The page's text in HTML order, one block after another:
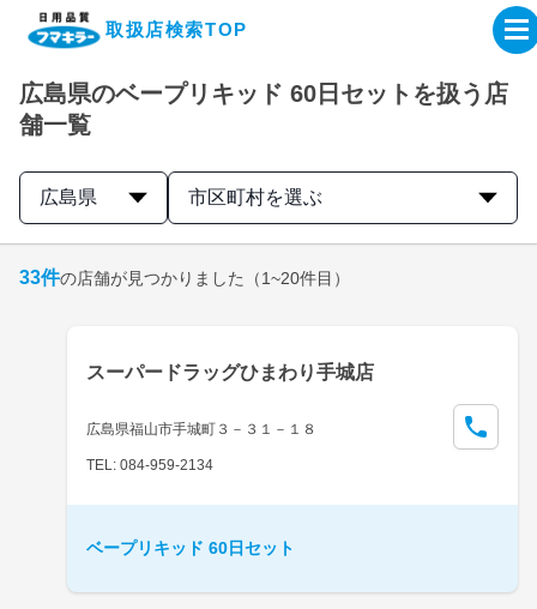
取扱店検索TOP
企業・IR情報サイト
製品情報サイト
取扱店検索はこちら
広島県のベープリキッド 60日セットを扱う店
舗一覧
広島県 市区町村を選ぶ
33件の店舗が見つかりました （1~20件目）
スーパードラッグひまわり手城店
広島県福山市手城町３－３１－１８
TEL: 084-959-2134
ベープリキッド 60日セット